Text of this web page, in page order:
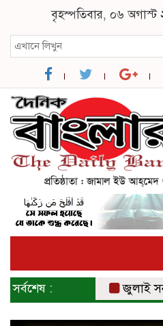
বৃহস্পতিবার, ০৬ অগাস্ট
সর্বশেষ : জুলাই সনদ